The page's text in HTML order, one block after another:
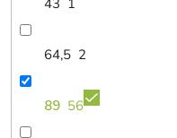
43 1
64,5 2
89 56